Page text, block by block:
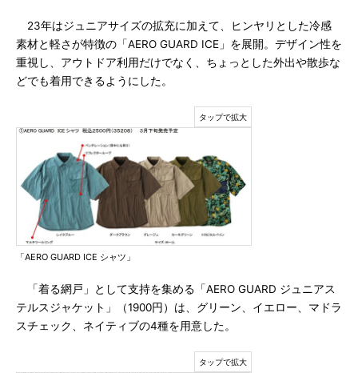
23年はジュニアサイズの拡充に加えて、ヒンヤリとした冷感
素材と軽さが特徴の「AERO GUARD ICE」を展開。デザイン性を
重視し、アウトドア利用だけでなく、ちょっとした外出や散歩な
どでも着用できるようにした。
「AERO GUARD ICE シャツ」
「着る網戸」として支持を集める「AERO GUARD ジュニアス
テルスジャケット」（1900円）は、グリーン、イエロー、マドラ
スチェック、ネイティブの4種を用意した。